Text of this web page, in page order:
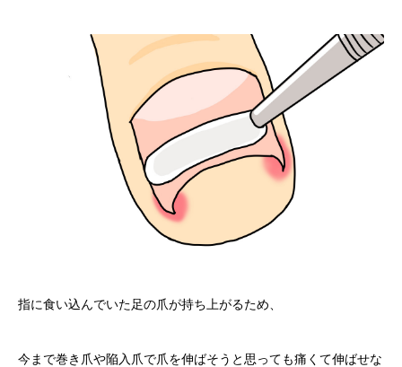
指に食い込んでいた足の爪が持ち上がるため、
今まで巻き爪や陥入爪で爪を伸ばそうと思っても痛くて伸ばせな